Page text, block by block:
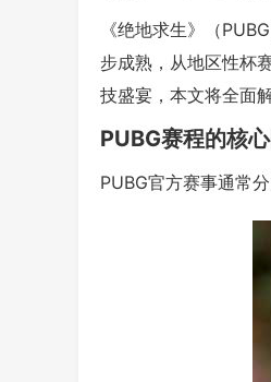
《绝地求生》（
步成熟，从地区性杯
技盛宴，本文将全面
PUBG赛程的核
PUBG官方赛事通常